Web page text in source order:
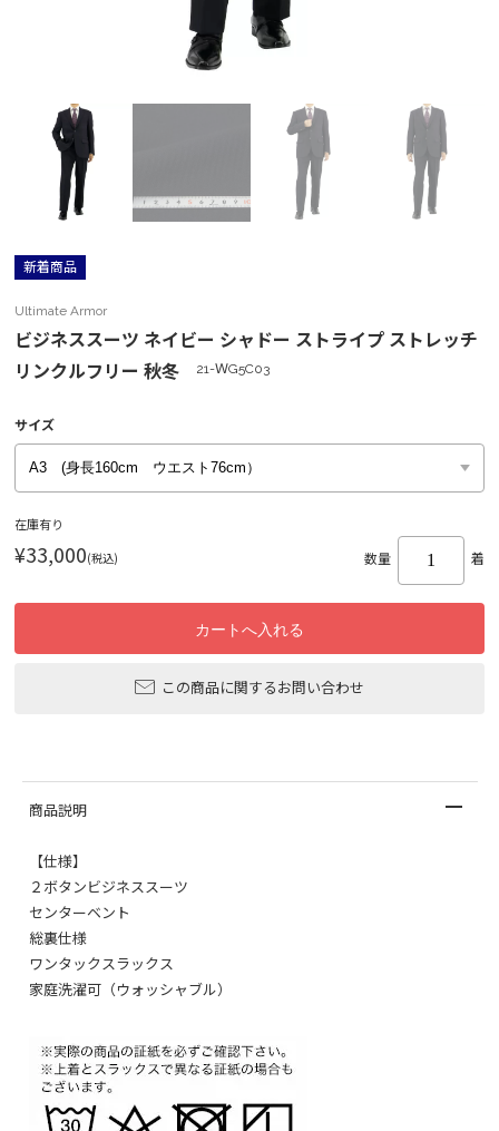
新着商品
Ultimate Armor
ビジネススーツ ネイビー シャドー ストライプ ストレッチ
リンクルフリー 秋冬
21-ＷG5C03
サイズ
在庫有り
¥33,000(税込) 数量 着
この商品に関するお問い合わせ
商品説明
【仕様】
２ボタンビジネススーツ
センターベント
総裏仕様
ワンタックスラックス
家庭洗濯可（ウォッシャブル）